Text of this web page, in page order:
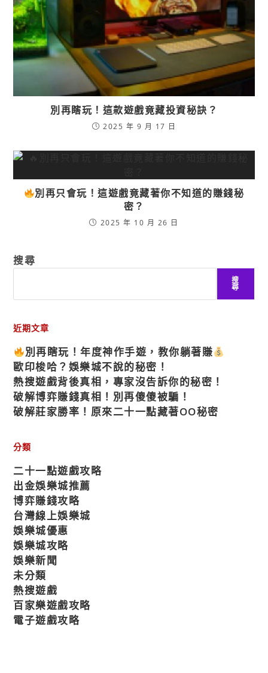
別再瞎玩！這款遊戲竟藏投資秘訣？
2025 年 9 月 17 日
別再只會玩！這遊戲竟藏著你不知道的賺錢秘
密？
2025 年 10 月 26 日
搜尋
搜
尋
近期文章
別再瞎玩！年度神作手遊，教你躺著賺
歐印梭哈？娛樂城不說的秘密！
熱搜遊戲背後真相，專家沒告訴你的秘密！
破解博弈賺錢真相！別再傻傻被騙！
破解莊家勝率！原來二十一點藏著OO秘密
分類
二十一點遊戲攻略
出金娛樂城推薦
博弈賺錢攻略
台灣線上娛樂城
娛樂城優惠
娛樂城攻略
娛樂新聞
未分類
熱搜遊戲
百家樂遊戲攻略
電子遊戲攻略